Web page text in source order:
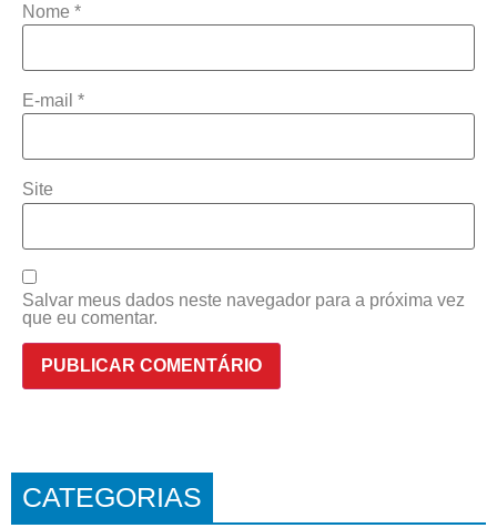
Nome *
E-mail *
Site
Salvar meus dados neste navegador para a próxima vez
que eu comentar.
CATEGORIAS